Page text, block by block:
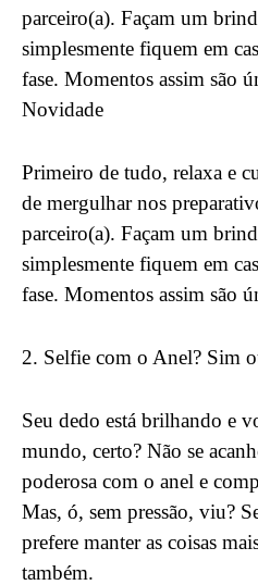
parceiro(a). Façam um
simplesmente fiquem em
fase. Momentos assim são
Novidade
Primeiro de tudo, relaxa e
de mergulhar nos
parceiro(a). Façam um
simplesmente fiquem em
fase. Momentos assim são
2. Selfie com o Anel? Sim
Seu dedo está brilhando e
mundo, certo? Não se
poderosa com o anel e
Mas, ó, sem pressão, viu?
prefere manter as coisas
também.